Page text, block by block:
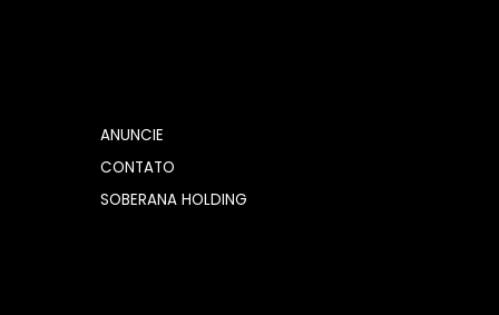
ANUNCIE
CONTATO
SOBERANA HOLDING